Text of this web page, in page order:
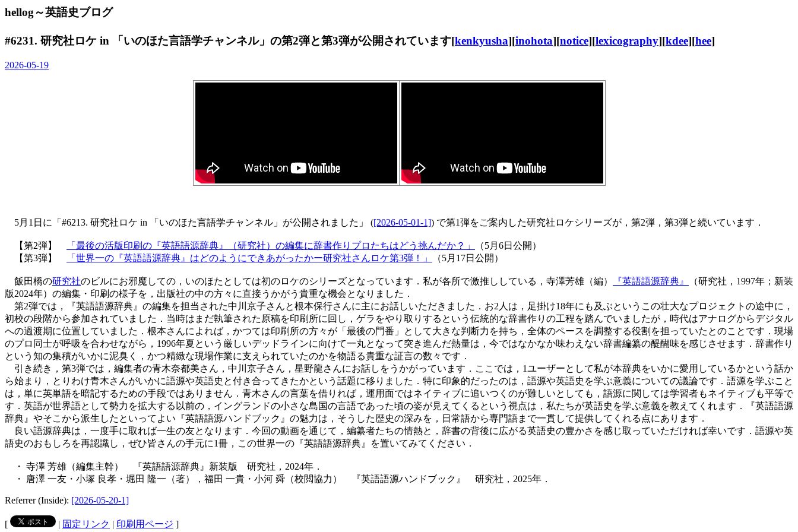
hellog～英語史ブログ
#6231. 研究社ロケ in 「いのほた言語学チャンネル」の第2弾と第3弾が公開されています[kenkyusha][inohota][notice][lexicography][kdee][hee]
2026-05-19
5月1日に「#6213. 研究社ロケ in 「いのほた言語学チャンネル」が公開されました」 ([2026-05-01-1]) で第1弾をご案内した研究社ロケシリーズが，第2弾，第3弾と続いています．
【第2弾】 「最後の活版印刷の『英語語源辞典』（研究社）の編集に辞書作りプロたちはどう挑んだか？」
（5月6日公開）
【第3弾】
「世界一の『英語語源辞典』はどのようにできあがったかー研究社さんロケ第3弾！」 （5月17日公開）
飯田橋の研究社のビルにお邪魔しての，いのほたとしては初のロケのシリーズとなっています．私が各所で激推ししている，寺澤芳雄（編） 『英語語源辞典』
（研究社，1997年；新装
版2024年）の編集・印刷の様子を，出版社の中の方々に直接うかがう貴重な機会となりました．
第2弾では，『英語語源辞典』の編集を担当された中川京子さんと根本保行さんに主にお話しいただきました．お2人は，足掛け18年にも及ぶというこの壮大なプロジェクトの途中に，
初校の段階から参加されていました．当時はまだ執筆された原稿を印刷所に回し，ゲラをやり取りするという伝統的な辞書作りの工程を踏んでいましたが，時代はアナログからデジタル
への過渡期に位置していました．根本さんによれば，かつては印刷所の方々が「最後の門番」として大きな判断力を持ち，全体のペースを調整する役割を担っていたとのことです．現場
のプロ同士が呼吸を合わせながら，1996年夏という厳しいデッドラインに向けて一丸となって突き進んだ熱量は，今ではなかなか味わえない辞書編纂の醍醐味を感じさせます．辞書作り
という知の集積がいかに泥臭く，かつ精緻な現場作業に支えられていたのかを物語る貴重な証言の数々です．
引き続き，第3弾では，編集者の青木奈都美さん，中川京子さん，星野龍さんにお話しをうかがっています．ここでは，1ユーザーとして私が本辞典をいかに愛用しているかという話か
ら始まり，とりわけ青木さんがいかに語源や英語史と付き合ってきたかという話題に移りました．特に印象的だったのは，語源や英語史を学ぶ意義についての議論です．語源を学ぶこと
は，単に英単語を暗記するための手段ではありません．青木さんの言葉を借りれば，運用面ではネイティブに追いつくのが難しいとしても，語源に関しては学習者もネイティブも平等で
す．英語が世界語として勢力を拡大する以前の，イングランドの小さな島国の言語であった頃の姿が見えてくるという視点は，私たちが英語史を学ぶ意義を教えてくれます．『英語語源
辞典』やそこから派生したといってよい『英語語源ハンドブック』の魅力は，そうした歴史の深みを，日常語から専門語まで一貫して提供してくれる点にあります．
良い語源辞典は，一度手に取れば一生の友となります．今回の動画を通じて，編纂者たちの情熱と，辞書の背後に広がる英語史の豊かさを感じ取っていただければ幸いです．語源や英
語史のおもしろを再認識し，ぜひ皆さんの手元に1冊，この世界一の『英語語源辞典』を置いてみてください．
・ 寺澤 芳雄（編集主幹） 『英語語源辞典』新装版 研究社，2024年．
・ 唐澤 一友・小塚 良孝・堀田 隆一（著），福田 一貴・小河 舜（校閲協力） 『英語語源ハンドブック』 研究社，2025年．
Referrer (Inside): [2026-05-20-1]
[ | 固定リンク | 印刷用ページ ]